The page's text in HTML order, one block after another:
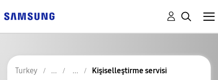
Turkey Kişiselleştirme servisi